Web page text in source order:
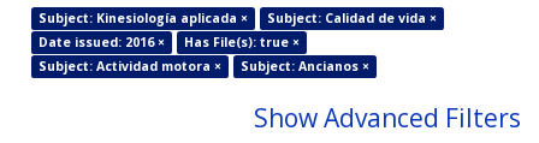
Subject: Kinesiología aplicada ×
Subject: Calidad de vida ×
Date issued: 2016 ×
Has File(s): true ×
Subject: Actividad motora ×
Subject: Ancianos ×
Show Advanced Filters